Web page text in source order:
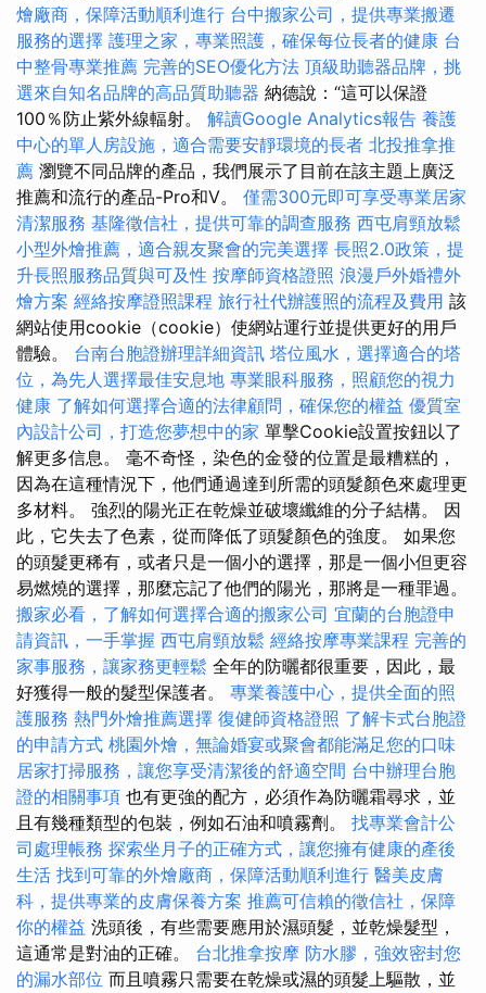
燴廠商，保障活動順利進行 台中搬家公司，提供專業搬遷
服務的選擇 護理之家，專業照護，確保每位長者的健康 台
中整骨專業推薦 完善的SEO優化方法 頂級助聽器品牌，挑
選來自知名品牌的高品質助聽器 納德說：“這可以保證
100％防止紫外線輻射。 解讀Google Analytics報告 養護
中心的單人房設施，適合需要安靜環境的長者 北投推拿推
薦 瀏覽不同品牌的產品，我們展示了目前在該主題上廣泛
推薦和流行的產品-Pro和V。 僅需300元即可享受專業居家
清潔服務 基隆徵信社，提供可靠的調查服務 西屯肩頸放鬆
小型外燴推薦，適合親友聚會的完美選擇 長照2.0政策，提
升長照服務品質與可及性 按摩師資格證照 浪漫戶外婚禮外
燴方案 經絡按摩證照課程 旅行社代辦護照的流程及費用 該
網站使用cookie（cookie）使網站運行並提供更好的用戶
體驗。 台南台胞證辦理詳細資訊 塔位風水，選擇適合的塔
位，為先人選擇最佳安息地 專業眼科服務，照顧您的視力
健康 了解如何選擇合適的法律顧問，確保您的權益 優質室
內設計公司，打造您夢想中的家 單擊Cookie設置按鈕以了
解更多信息。 毫不奇怪，染色的金發的位置是最糟糕的，
因為在這種情況下，他們通過達到所需的頭髮顏色來處理更
多材料。 強烈的陽光正在乾燥並破壞纖維的分子結構。 因
此，它失去了色素，從而降低了頭髮顏色的強度。 如果您
的頭髮更稀有，或者只是一個小的選擇，那是一個小但更容
易燃燒的選擇，那麼忘記了他們的陽光，那將是一種罪過。
搬家必看，了解如何選擇合適的搬家公司 宜蘭的台胞證申
請資訊，一手掌握 西屯肩頸放鬆 經絡按摩專業課程 完善的
家事服務，讓家務更輕鬆 全年的防曬都很重要，因此，最
好獲得一般的髮型保護者。 專業養護中心，提供全面的照
護服務 熱門外燴推薦選擇 復健師資格證照 了解卡式台胞證
的申請方式 桃園外燴，無論婚宴或聚會都能滿足您的口味
居家打掃服務，讓您享受清潔後的舒適空間 台中辦理台胞
證的相關事項 也有更強的配方，必須作為防曬霜尋求，並
且有幾種類型的包裝，例如石油和噴霧劑。 找專業會計公
司處理帳務 探索坐月子的正確方式，讓您擁有健康的產後
生活 找到可靠的外燴廠商，保障活動順利進行 醫美皮膚
科，提供專業的皮膚保養方案 推薦可信賴的徵信社，保障
你的權益 洗頭後，有些需要應用於濕頭髮，並乾燥髮型，
這通常是對油的正確。 台北推拿按摩 防水膠，強效密封您
的漏水部位 而且噴霧只需要在乾燥或濕的頭髮上驅散，並